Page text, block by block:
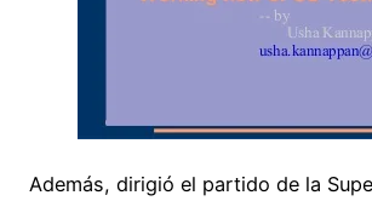
Además, dirigió el partido de la